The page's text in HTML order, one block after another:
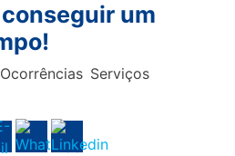
um
Ocorrências Serviços